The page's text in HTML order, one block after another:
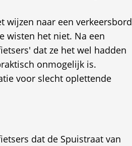
wijzen naar een verkeersbord
wisten het niet. Na een
dat ze het wel hadden
onmogelijk is.
voor slecht oplettende
dat de Spuistraat van